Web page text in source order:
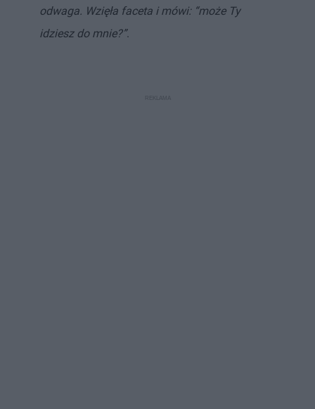
odwaga. Wzięła faceta i mówi: “może Ty
idziesz do mnie?”.